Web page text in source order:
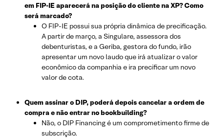
em FIP-IE aparecerá na posição do cliente na XP? Como
será marcado?
O FIP-IE possui sua própria dinâmica de precificação.
A partir de março, a Singulare, assessora dos
debenturistas, e a Geriba, gestora do fundo, irão
apresentar um novo laudo que irá atualizar o valor
econômico da companhia e ira precificar um novo
valor de cota.
Quem assinar o DIP, poderá depois cancelar a ordem de
compra e não entrar no bookbuilding?
Não, o DIP Financing é um comprometimento firme de
subscrição.